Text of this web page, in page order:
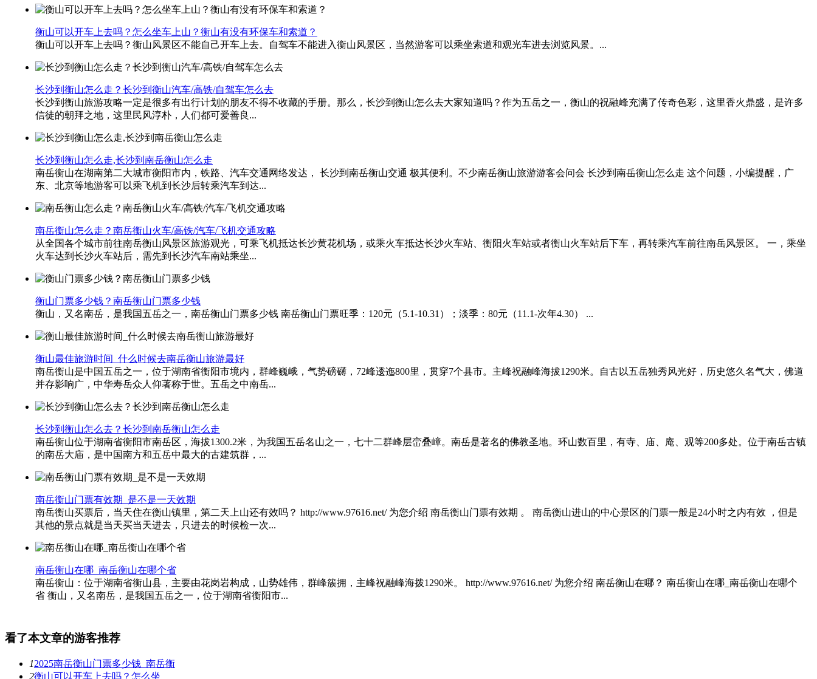
衡山可以开车上去吗？怎么坐车上山？衡山有没有环保车和索道？
衡山可以开车上去吗？衡山风景区不能自己开车上去。自驾车不能进入衡山风景区，当然游客可以乘坐索道和观光车进去浏览风景。...
长沙到衡山怎么走？长沙到衡山汽车/高铁/自驾车怎么去
长沙到衡山旅游攻略一定是很多有出行计划的朋友不得不收藏的手册。那么，长沙到衡山怎么去大家知道吗？作为五岳之一，衡山的祝融峰充满了传奇色彩，这里香火鼎盛，是许多
信徒的朝拜之地，这里民风淳朴，人们都可爱善良...
长沙到衡山怎么走,长沙到南岳衡山怎么走
南岳衡山在湖南第二大城市衡阳市内，铁路、汽车交通网络发达， 长沙到南岳衡山交通 极其便利。不少南岳衡山旅游游客会问会 长沙到南岳衡山怎么走 这个问题，小编提醒，广
东、北京等地游客可以乘飞机到长沙后转乘汽车到达...
南岳衡山怎么走？南岳衡山火车/高铁/汽车/飞机交通攻略
从全国各个城市前往南岳衡山风景区旅游观光，可乘飞机抵达长沙黄花机场，或乘火车抵达长沙火车站、衡阳火车站或者衡山火车站后下车，再转乘汽车前往南岳风景区。 一，乘坐
火车达到长沙火车站后，需先到长沙汽车南站乘坐...
衡山门票多少钱？南岳衡山门票多少钱
衡山，又名南岳，是我国五岳之一，南岳衡山门票多少钱 南岳衡山门票旺季：120元（5.1-10.31）；淡季：80元（11.1-次年4.30） ...
衡山最佳旅游时间_什么时候去南岳衡山旅游最好
南岳衡山是中国五岳之一，位于湖南省衡阳市境内，群峰巍峨，气势磅礴，72峰逶迤800里，贯穿7个县市。主峰祝融峰海拔1290米。自古以五岳独秀风光好，历史悠久名气大，佛道
并存影响广，中华寿岳众人仰著称于世。五岳之中南岳...
长沙到衡山怎么去？长沙到南岳衡山怎么走
南岳衡山位于湖南省衡阳市南岳区，海拔1300.2米，为我国五岳名山之一，七十二群峰层峦叠嶂。南岳是著名的佛教圣地。环山数百里，有寺、庙、庵、观等200多处。位于南岳古镇
的南岳大庙，是中国南方和五岳中最大的古建筑群，...
南岳衡山门票有效期_是不是一天效期
南岳衡山买票后，当天住在衡山镇里，第二天上山还有效吗？ http://www.97616.net/ 为您介绍 南岳衡山门票有效期 。 南岳衡山进山的中心景区的门票一般是24小时之内有效 ，但是
其他的景点就是当天买当天进去，只进去的时候检一次...
南岳衡山在哪_南岳衡山在哪个省
南岳衡山：位于湖南省衡山县，主要由花岗岩构成，山势雄伟，群峰簇拥，主峰祝融峰海拨1290米。 http://www.97616.net/ 为您介绍 南岳衡山在哪？ 南岳衡山在哪_南岳衡山在哪个
省 衡山，又名南岳，是我国五岳之一，位于湖南省衡阳市...
看了本文章的游客推荐
12025南岳衡山门票多少钱_南岳衡
2衡山可以开车上去吗？怎么坐